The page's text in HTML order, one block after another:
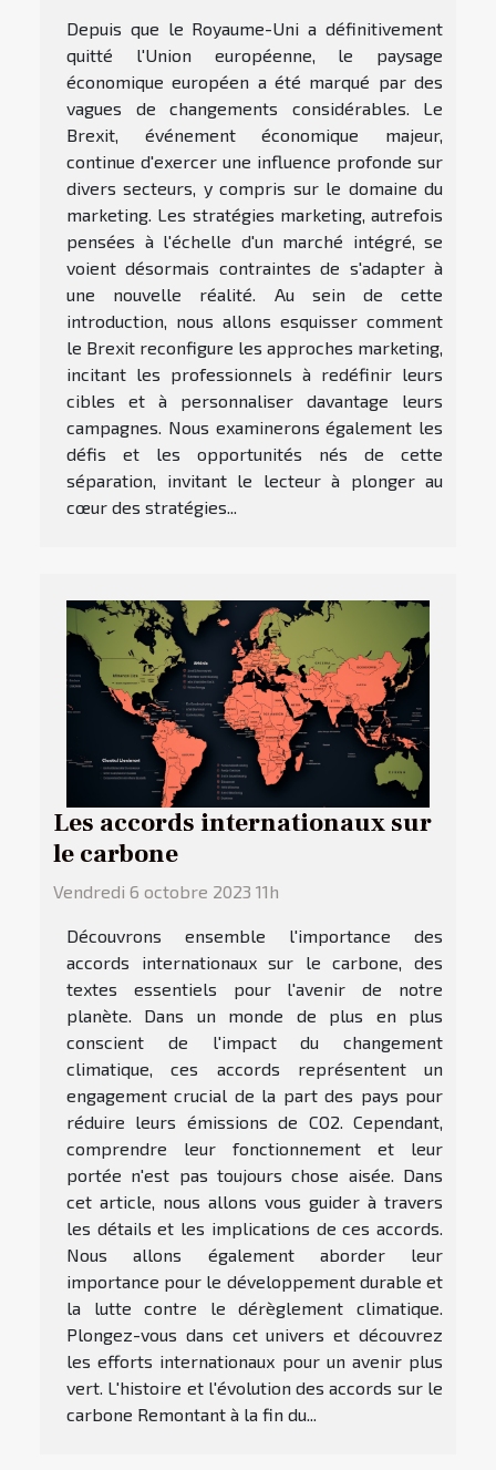
Depuis que le Royaume-Uni a définitivement
quitté l'Union européenne, le paysage
économique européen a été marqué par des
vagues de changements considérables. Le
Brexit, événement économique majeur,
continue d'exercer une influence profonde sur
divers secteurs, y compris sur le domaine du
marketing. Les stratégies marketing, autrefois
pensées à l'échelle d'un marché intégré, se
voient désormais contraintes de s'adapter à
une nouvelle réalité. Au sein de cette
introduction, nous allons esquisser comment
le Brexit reconfigure les approches marketing,
incitant les professionnels à redéfinir leurs
cibles et à personnaliser davantage leurs
campagnes. Nous examinerons également les
défis et les opportunités nés de cette
séparation, invitant le lecteur à plonger au
cœur des stratégies...
Les accords internationaux sur
le carbone
Vendredi 6 octobre 2023 11h
Découvrons ensemble l'importance des
accords internationaux sur le carbone, des
textes essentiels pour l'avenir de notre
planète. Dans un monde de plus en plus
conscient de l'impact du changement
climatique, ces accords représentent un
engagement crucial de la part des pays pour
réduire leurs émissions de CO2. Cependant,
comprendre leur fonctionnement et leur
portée n'est pas toujours chose aisée. Dans
cet article, nous allons vous guider à travers
les détails et les implications de ces accords.
Nous allons également aborder leur
importance pour le développement durable et
la lutte contre le dérèglement climatique.
Plongez-vous dans cet univers et découvrez
les efforts internationaux pour un avenir plus
vert. L'histoire et l'évolution des accords sur le
carbone Remontant à la fin du...